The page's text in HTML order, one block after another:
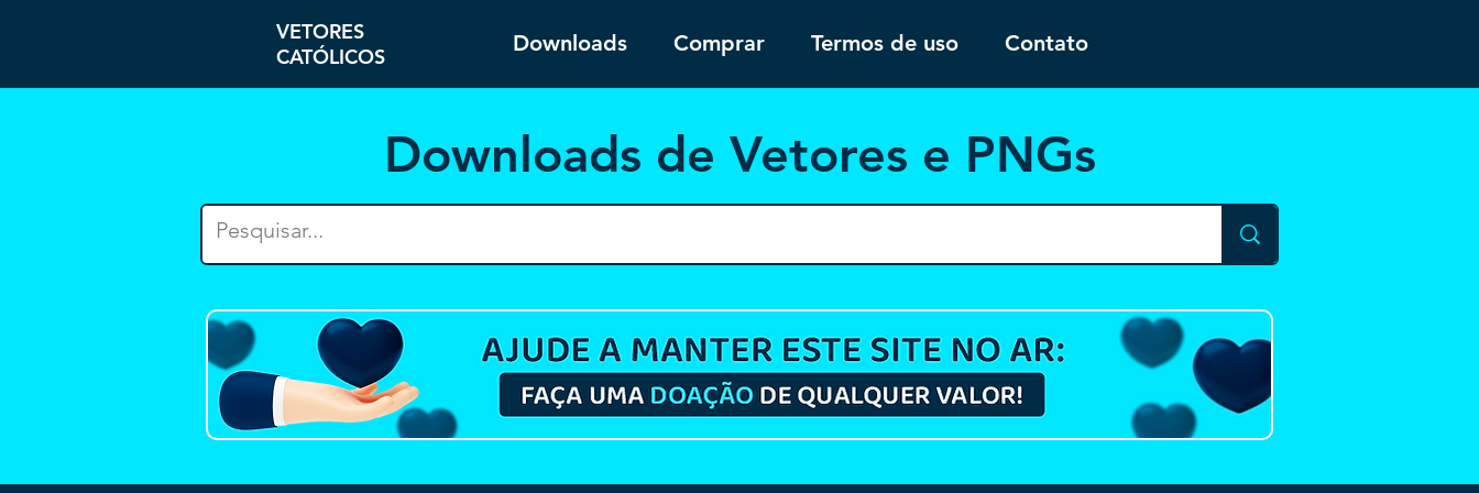
VETORES
CATÓLICOS
Downloads Comprar Termos de uso Contato
Downloads de Vetores e PNGs